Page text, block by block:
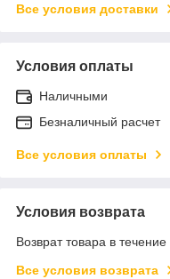
Все условия доставки
Условия оплаты
Наличными
Безналичный расчет
Все условия оплаты
Условия возврата
Возврат товара в
Все условия возврата